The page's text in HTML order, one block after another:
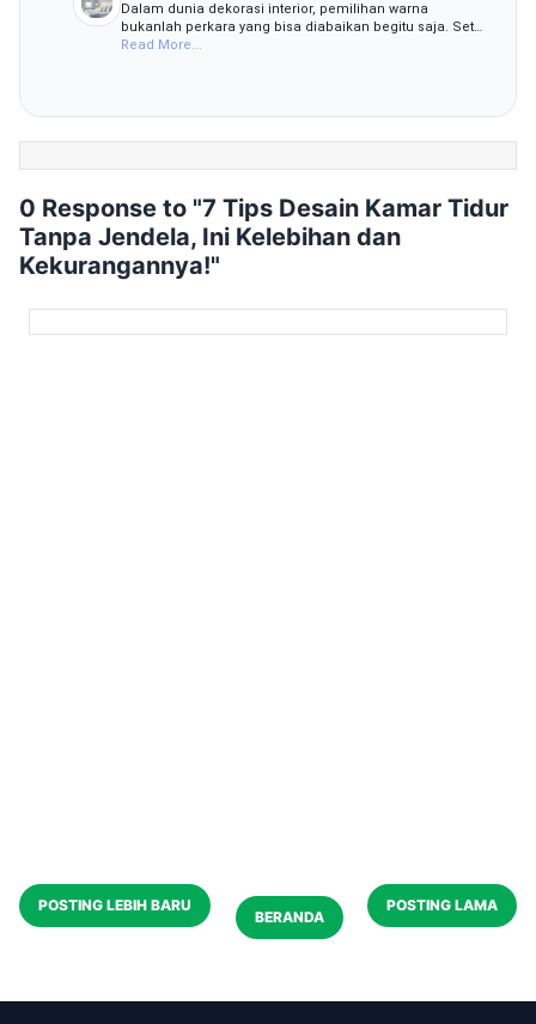
Dalam dunia dekorasi interior, pemilihan warna
bukanlah perkara yang bisa diabaikan begitu saja. Set…
Read More...
0 Response to "7 Tips Desain Kamar Tidur
Tanpa Jendela, Ini Kelebihan dan
Kekurangannya!"
POSTING LEBIH BARU POSTING LAMA
BERANDA